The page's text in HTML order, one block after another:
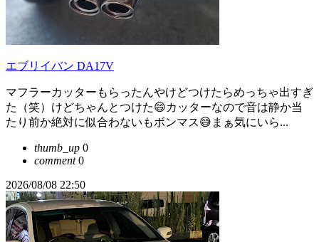
エブリイバン DA17V
マフラーカッターもらったんやけどつけたらめっちゃ出すぎ
た（笑）けどちゃんとつけた😄カッターなので音は静か当
たり前か絶対に似合わないもボンマス😅まぁ気にいら...
thumb_up 0
comment0
2026/08/08 22:50